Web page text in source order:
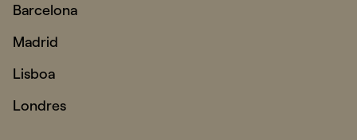
Barcelona
Madrid
Lisboa
Londres